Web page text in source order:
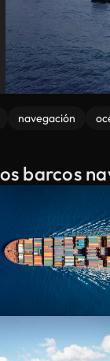
navegación
barcos